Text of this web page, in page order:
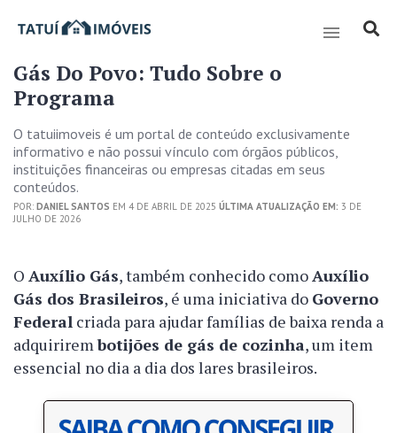
Gás Do Povo: Tudo Sobre o
Programa
O tatuiimoveis é um portal de conteúdo exclusivamente
informativo e não possui vínculo com órgãos públicos,
instituições financeiras ou empresas citadas em seus
conteúdos.
POR: DANIEL SANTOS EM 4 DE ABRIL DE 2025 ÚLTIMA ATUALIZAÇÃO EM: 3 DE
JULHO DE 2026
O Auxílio Gás, também conhecido comoAuxílio
Gás dos Brasileiros, é uma iniciativa do Governo
Federal criada para ajudar famílias de baixa renda a
adquirirembotijões de gás de cozinha, um item
essencial no dia a dia dos lares brasileiros.